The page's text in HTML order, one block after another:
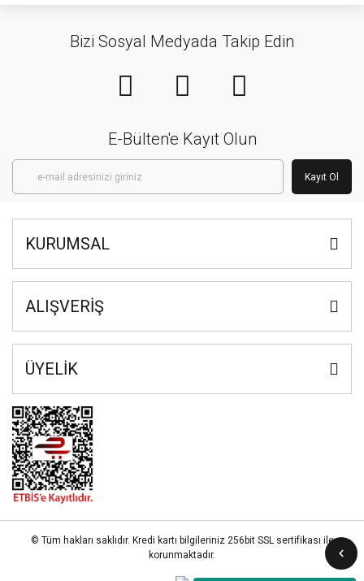
Bizi Sosyal Medyada Takip Edin
E-Bülten'e Kayıt Olun
Kayıt Ol
KURUMSAL
ALIŞVERİŞ
ÜYELİK
© Tüm hakları saklıdır. Kredi kartı bilgileriniz 256bit SSL sertifikası ile
korunmaktadır.